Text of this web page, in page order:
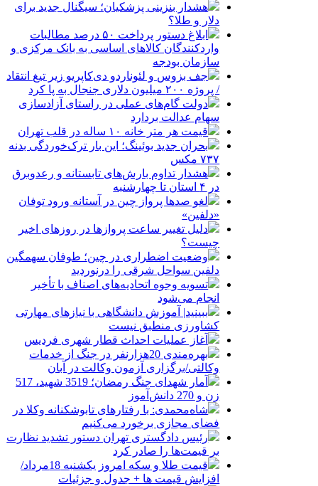
هشدار بنزینی پزشکیان؛ سیگنال جدید برای
دلار و طلا؟
ابلاغ دستور پرداخت ۵۰ درصد مطالبات
واردکنندگان کالاهای اساسی به بانک مرکزی و
سازمان بودجه
جف بزوس و لئوناردو دی‌کاپریو زیر تیغ انتقاد
/ پروژه ۲۰۰ میلیون دلاری جنجال به پا کرد
دولت گام‌های عملی در راستای آزادسازی
سهام عدالت بردارد
قیمت هر متر خانه ۱۰ ساله در قلب تهران
بحران جدید بوئینگ؛ این بار ترک‌خوردگی بدنه
۷۳۷ مکس
هشدار تداوم بارش‌های تابستانه و رعدوبرق
در ۴ استان تا چهارشنبه
لغو صدها پرواز چین در آستانه ورود توفان
«دلفین»
دلیل تغییر ساعت پروازها در روزهای اخیر
چیست؟
وضعیت اضطراری در چین؛ طوفان سهمگین
دلفین سواحل شرقی را درنوردید
تسویه وجوه اتحادیه‌های اصناف با تأخیر
انجام می‌شود
ببینید| آموزش دانشگاهی با نیازهای مهارتی
کشاورزی منطبق نیست
آغاز عملیات احداث قطار شهری فردیس
بهره‌مندی 20هزارنفر در جنگ از خدمات
وکالتی/برگزاری آزمون وکالت در آبان
آمار شهدای جنگ رمضان؛ 3519 شهید، 517
زن و 270 دانش‌آموز
شاه‌محمدی: با رفتارهای تابوشکنانه وکلا در
فضای مجازی برخورد می‌کنیم
رئیس دادگستری تهران دستور تشدید نظارت
بر قیمت‌ها را صادر کرد
قیمت طلا و سکه امروز یکشنبه 18مرداد/
افزایش قیمت ها + جدول و جزئیات